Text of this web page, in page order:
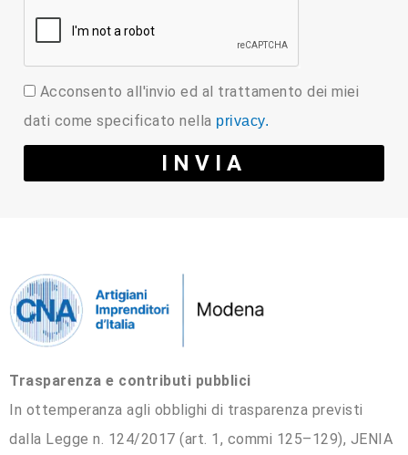
Acconsento all'invio ed al trattamento dei miei
dati come specificato nella privacy.
INVIA
Trasparenza e contributi pubblici
In ottemperanza agli obblighi di trasparenza previsti
dalla Legge n. 124/2017 (art. 1, commi 125–129), JENIA